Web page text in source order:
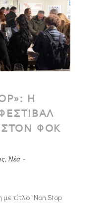
Η
ΦΟΚ
Νέα -
τίτλο "Non Stop